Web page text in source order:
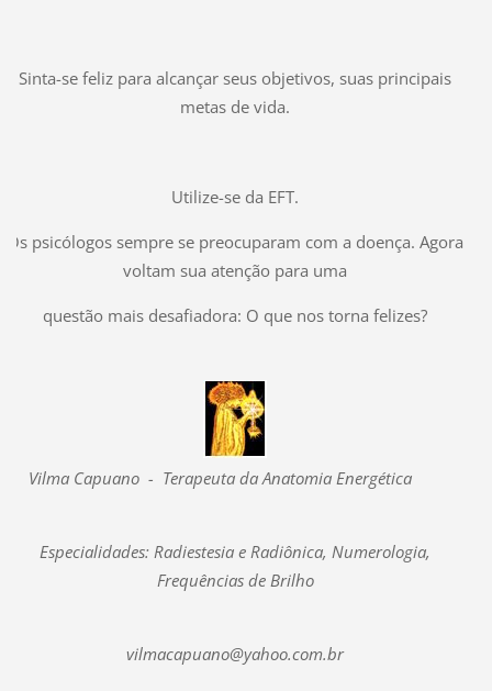
Sinta-se feliz para alcançar seus objetivos, suas principais
metas de vida.
Utilize-se da EFT.
Os psicólogos sempre se preocuparam com a doença. Agora
voltam sua atenção para uma
questão mais desafiadora: O que nos torna felizes?
Vilma Capuano - Terapeuta da Anatomia Energética
Especialidades: Radiestesia e Radiônica, Numerologia,
Frequências de Brilho
vilmacapuano@yahoo.com.br